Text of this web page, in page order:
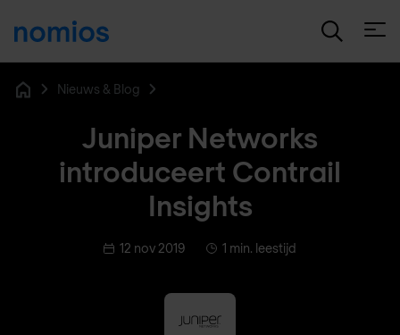
Nieuws & Blog
Juniper Networks
introduceert Contrail
Insights
12 nov 2019 1 min. leestijd